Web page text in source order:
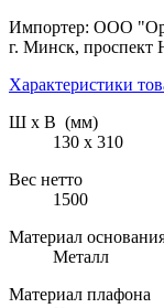
Импортер: ООО
г. Минск, проспект
Характеристики
Ш х В (мм)
130 х 310
Вес нетто
1500
Материал
Металл
Материал плафона